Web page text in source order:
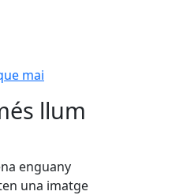
mai
llum
enguany
una imatge